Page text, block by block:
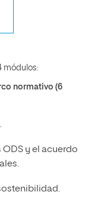
módulos:
normativo (6
y el acuerdo